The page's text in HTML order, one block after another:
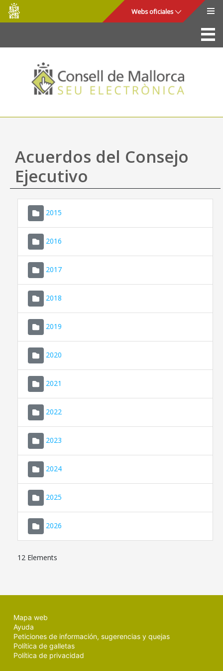
Saltar al contenido principal
Consell
de
Mallorca
Webs oficiales
La Sede
Consejo de Mallorca
Acceso y seguridad
Utilidades
Mapa web
Ayuda
Acuerdos del Consejo
Ejecutivo
2015
2016
2017
2018
2019
2020
2021
2022
2023
2024
2025
2026
12 Elements
Mapa web
Ayuda
Peticiones de información, sugerencias y quejas
Política de galletas
Política de privacidad